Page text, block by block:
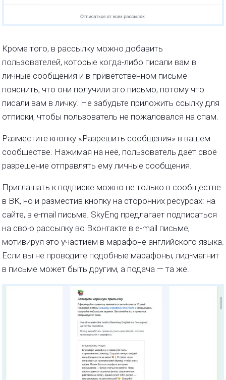
Кроме того, в рассылку можно добавить
пользователей, которые когда-либо писали вам в
личные сообщения и в приветственном письме
пояснить, что они получили это письмо, потому что
писали вам в личку. Не забудьте приложить ссылку для
отписки, чтобы пользователь не пожаловался на спам.
Разместите кнопку «Разрешить сообщения» в вашем
сообществе. Нажимая на неё, пользователь даёт своё
разрешение отправлять ему личные сообщения.
Приглашать к подписке можно не только в сообществе
в ВК, но и разместив кнопку на сторонних ресурсах: на
сайте, в e-mail письме. SkyEng предлагает подписаться
на свою рассылку во Вконтакте в e-mail письме,
мотивируя это участием в марафоне английского языка.
Если вы не проводите подобные марафоны, лид-магнит
в письме может быть другим, а подача — та же.